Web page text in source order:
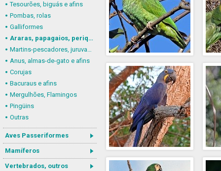
Tesourões, biguás e afins
Pombas, rolas
Galliformes
Araras, papagaios, periquitos
Martins-pescadores, juruvas e afins
Anus, almas-de-gato e afins
Corujas
Bacuraus e afins
Mergulhões, Flamingos
Pingüins
Outras
Aves Passeriformes
Mamíferos
Vertebrados, outros